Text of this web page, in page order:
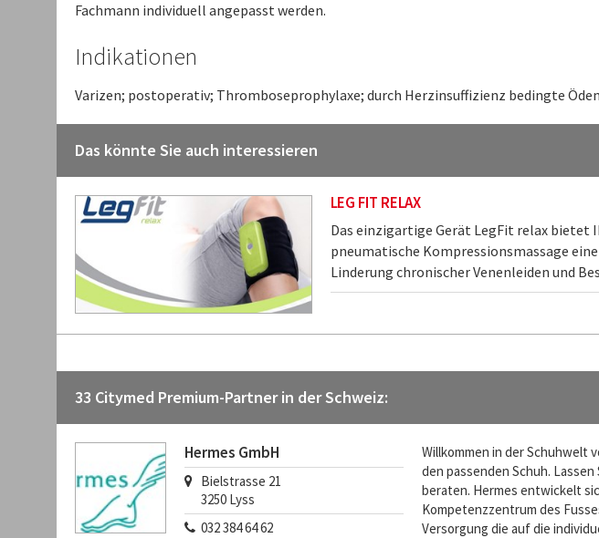
Fachmann individuell angepasst werden.
Indikationen
Varizen; postoperativ; Thromboseprophylaxe; durch Herzinsuffizienz bedingte
Das könnte Sie auch interessieren
LEG FIT RELAX
Das einzigartige Gerät LegFit relax
pneumatische Kompressionsmassage
Linderung chronischer Venenleiden und
33 Citymed Premium-Partner in der Schweiz:
Hermes GmbH
Bielstrasse 21
3250 Lyss
032 384 64 62
Willkommen in der Schuhwelt
den passenden Schuh.
beraten. Hermes entwickelt
Kompetenzzentrum des
Versorgung die auf die